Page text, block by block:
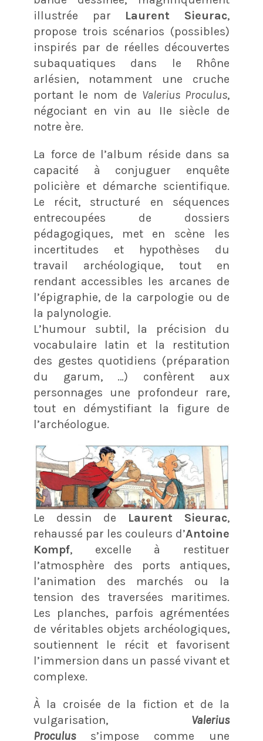
illustrée par Laurent Sieurac,
propose trois scénarios (possibles)
inspirés par de réelles découvertes
subaquatiques dans le Rhône
arlésien, notamment une cruche
portant le nom de Valerius Proculus,
négociant en vin au IIe siècle de
notre ère.
La force de l’album réside dans sa
capacité à conjuguer enquête
policière et démarche scientifique.
Le récit, structuré en séquences
entrecoupées de dossiers
pédagogiques, met en scène les
incertitudes et hypothèses du
travail archéologique, tout en
rendant accessibles les arcanes de
l’épigraphie, de la carpologie ou de
la palynologie.
L’humour subtil, la précision du
vocabulaire latin et la restitution
des gestes quotidiens (préparation
du garum, …) confèrent aux
personnages une profondeur rare,
tout en démystifiant la figure de
l’archéologue.
Le dessin de Laurent Sieurac,
rehaussé par les couleurs d’Antoine
Kompf, excelle à restituer
l’atmosphère des ports antiques,
l’animation des marchés ou la
tension des traversées maritimes.
Les planches, parfois agrémentées
de véritables objets archéologiques,
soutiennent le récit et favorisent
l’immersion dans un passé vivant et
complexe.
À la croisée de la fiction et de la
vulgarisation, Valerius
Proculuss’impose comme une